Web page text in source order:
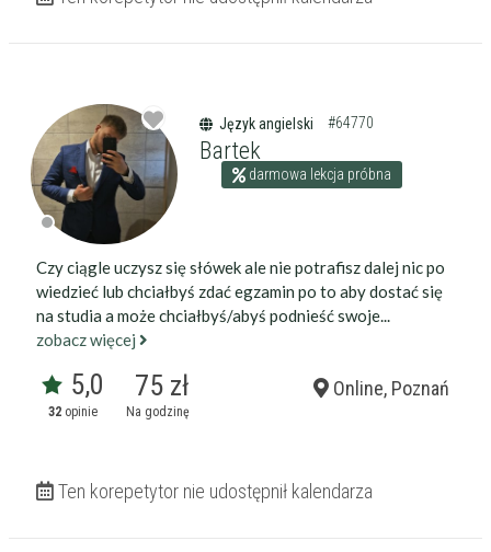
Język angielski #64770
Bartek
darmowa lekcja próbna
Czy ciągle uczysz się słówek ale nie potrafisz dalej nic po
wiedzieć lub chciałbyś zdać egzamin po to aby dostać się
na studia a może chciałbyś/abyś podnieść swoje...
zobacz więcej
5,0
32 opinie
75 zł
Na godzinę
Online, Poznań
Ten korepetytor nie udostępnił kalendarza